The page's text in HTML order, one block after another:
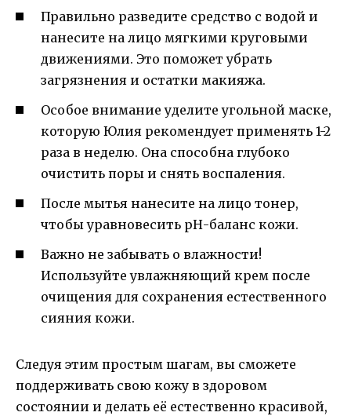
Правильно разведите средство с водой и
нанесите на лицо мягкими круговыми
движениями. Это поможет убрать
загрязнения и остатки макияжа.
Особое внимание уделите угольной маске,
которую Юлия рекомендует применять 1-2
раза в неделю. Она способна глубоко
очистить поры и снять воспаления.
После мытья нанесите на лицо тонер,
чтобы уравновесить рН-баланс кожи.
Важно не забывать о влажности!
Используйте увлажняющий крем после
очищения для сохранения естественного
сияния кожи.
Следуя этим простым шагам, вы сможете
поддерживать свою кожу в здоровом
состоянии и делать её естественно красивой,